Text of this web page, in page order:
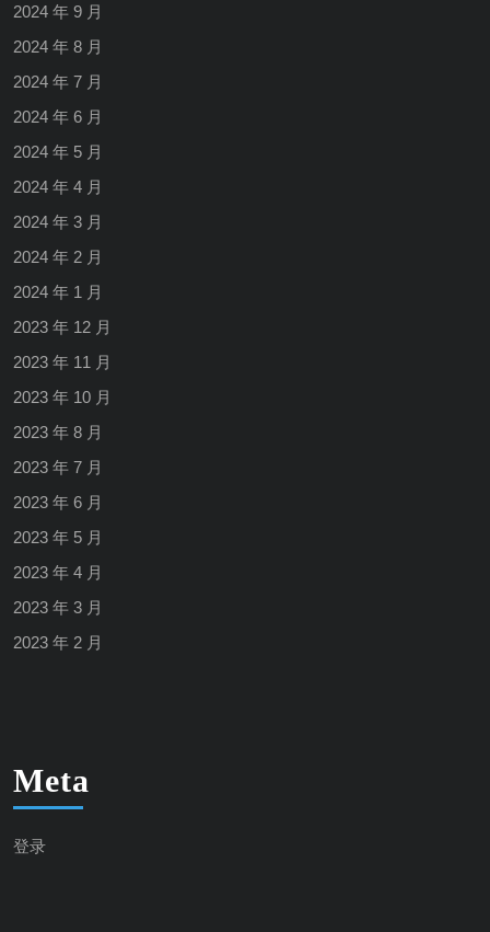
2024 年 9 月
2024 年 8 月
2024 年 7 月
2024 年 6 月
2024 年 5 月
2024 年 4 月
2024 年 3 月
2024 年 2 月
2024 年 1 月
2023 年 12 月
2023 年 11 月
2023 年 10 月
2023 年 8 月
2023 年 7 月
2023 年 6 月
2023 年 5 月
2023 年 4 月
2023 年 3 月
2023 年 2 月
Meta
登录